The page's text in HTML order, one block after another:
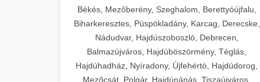
Békés, Mezőberény, Szeghalom, Berettyóújfalu,
Biharkeresztes, Püspökladány, Karcag, Derecske,
Nádudvar, Hajdúszoboszló, Debrecen,
Balmazújváros, Hajdúböszörmény, Téglás,
Hajdúhadház, Nyíradony, Újfehértó, Hajdúdorog,
Mezőcsát, Polgár, Hajdúnánás, Tiszaújváros,